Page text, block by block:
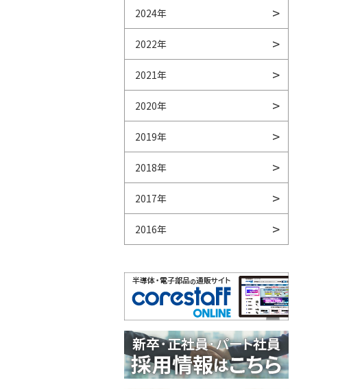
2024年
2022年
2021年
2020年
2019年
2018年
2017年
2016年